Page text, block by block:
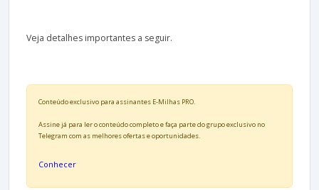
Veja detalhes importantes a seguir.
Conteúdo exclusivo para assinantes E-Milhas PRO.
Assine já para ler o conteúdo completo e faça parte do grupo exclusivo no
Telegram com as melhores ofertas e oportunidades.
Conhecer